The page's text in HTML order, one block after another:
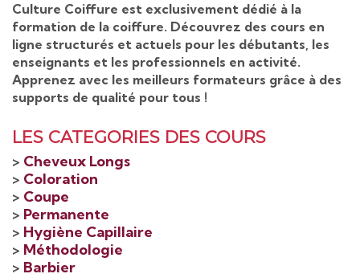
Culture Coiffure est exclusivement dédié à la
formation de la coiffure. Découvrez des cours en
ligne structurés et actuels pour les débutants, les
enseignants et les professionnels en activité.
Apprenez avec les meilleurs formateurs grâce à des
supports de qualité pour tous !
LES CATEGORIES DES COURS
> Cheveux Longs
> Coloration
> Coupe
> Permanente
> Hygiène Capillaire
> Méthodologie
> Barbier